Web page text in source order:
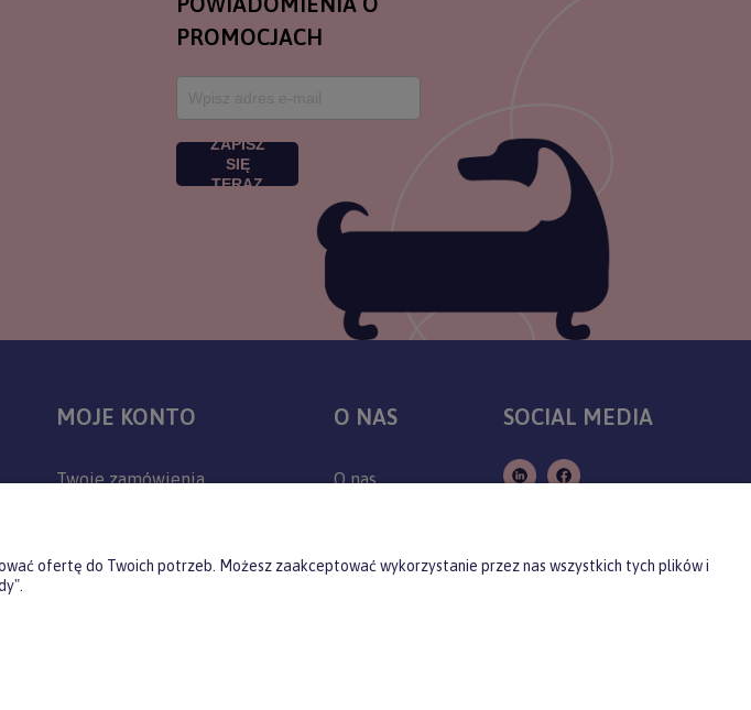
PROMOCJACH
ZAPISZ
SIĘ
TERAZ
MOJE KONTO
Twoje zamówienia
Przechowalnia
O NAS
O nas
Producenci
SOCIAL MEDIA
ofertę do Twoich potrzeb. Możesz zaakceptować wykorzystanie przez nas wszystkich tych plików i